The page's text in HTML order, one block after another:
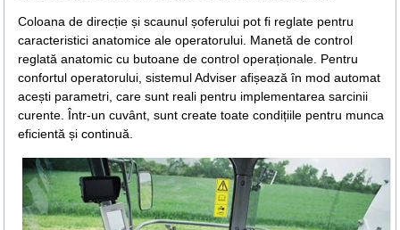
Coloana de direcție și scaunul șoferului pot fi reglate pentru
caracteristici anatomice ale operatorului. Manetă de control
reglată anatomic cu butoane de control operaționale. Pentru
confortul operatorului, sistemul Adviser afișează în mod automat
acești parametri, care sunt reali pentru implementarea sarcinii
curente. Într-un cuvânt, sunt create toate condițiile pentru munca
eficientă și continuă.